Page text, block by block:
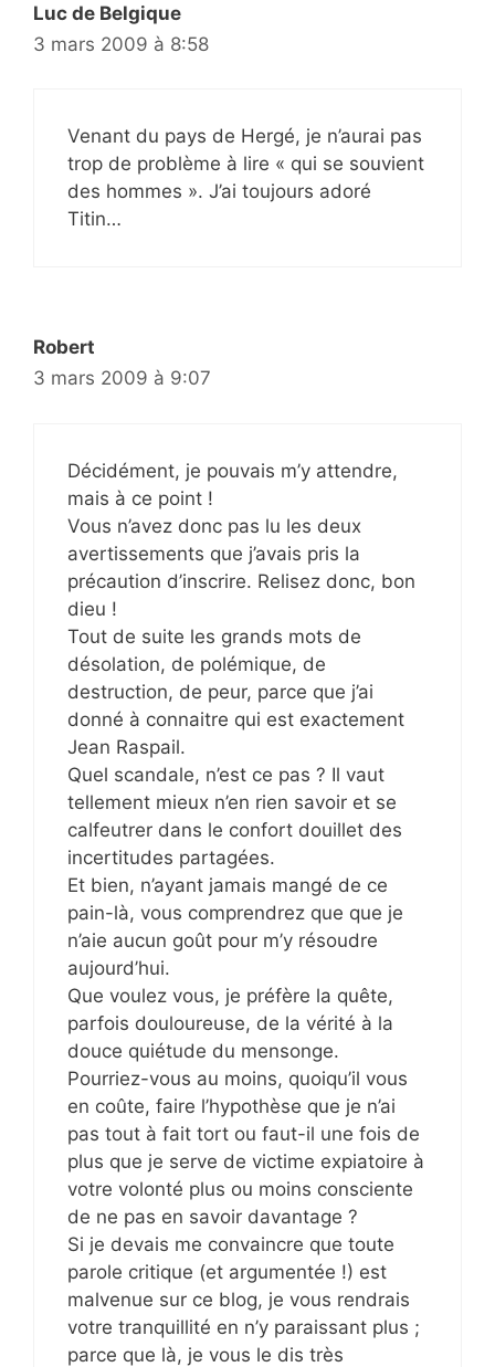
Luc de Belgique
3 mars 2009 à 8:58
Venant du pays de Hergé, je n’aurai pas
trop de problème à lire « qui se souvient
des hommes ». J’ai toujours adoré
Titin…
Robert
3 mars 2009 à 9:07
Décidément, je pouvais m’y attendre,
mais à ce point !
Vous n’avez donc pas lu les deux
avertissements que j’avais pris la
précaution d’inscrire. Relisez donc, bon
dieu !
Tout de suite les grands mots de
désolation, de polémique, de
destruction, de peur, parce que j’ai
donné à connaitre qui est exactement
Jean Raspail.
Quel scandale, n’est ce pas ? Il vaut
tellement mieux n’en rien savoir et se
calfeutrer dans le confort douillet des
incertitudes partagées.
Et bien, n’ayant jamais mangé de ce
pain-là, vous comprendrez que que je
n’aie aucun goût pour m’y résoudre
aujourd’hui.
Que voulez vous, je préfère la quête,
parfois douloureuse, de la vérité à la
douce quiétude du mensonge.
Pourriez-vous au moins, quoiqu’il vous
en coûte, faire l’hypothèse que je n’ai
pas tout à fait tort ou faut-il une fois de
plus que je serve de victime expiatoire à
votre volonté plus ou moins consciente
de ne pas en savoir davantage ?
Si je devais me convaincre que toute
parole critique (et argumentée !) est
malvenue sur ce blog, je vous rendrais
votre tranquillité en n’y paraissant plus ;
parce que là, je vous le dis très